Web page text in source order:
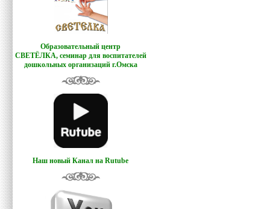
Образовательный центр
СВЕТЁЛКА, семинар для воспитателей
дошкольных организаций г.Омска
Наш новый Канал на Rutube